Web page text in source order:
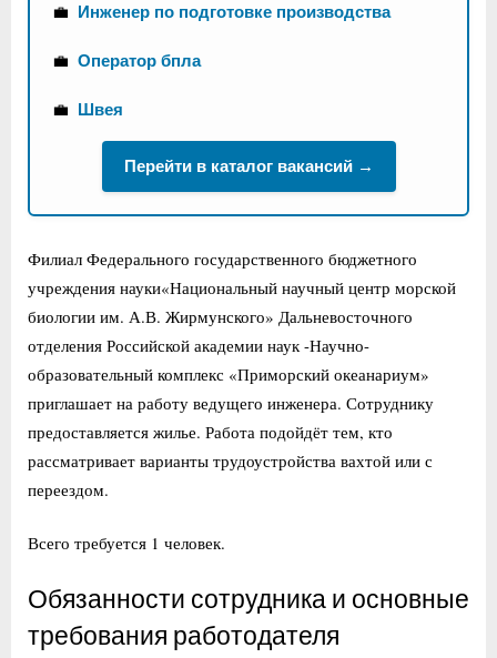
💼 Инженер по подготовке производства
💼 Оператор бпла
💼 Швея
Перейти в каталог вакансий →
Филиал Федерального государственного бюджетного
учреждения науки«Национальный научный центр морской
биологии им. А.В. Жирмунского» Дальневосточного
отделения Российской академии наук -Научно-
образовательный комплекс «Приморский океанариум»
приглашает на работу ведущего инженера. Сотруднику
предоставляется жилье. Работа подойдёт тем, кто
рассматривает варианты трудоустройства вахтой или с
переездом.
Всего требуется 1 человек.
Обязанности сотрудника и основные
требования работодателя